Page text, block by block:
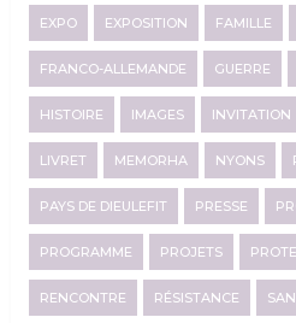
EXPO EXPOSITION FAMILLE
FRANCO-ALLEMANDE GUERRE
HISTOIRE IMAGES INVITATION
LIVRET MEMORHA NYONS
PAYS DE DIEULEFIT PRESSE
PROGRAMME PROJETS
RENCONTRE RÉSISTANCE